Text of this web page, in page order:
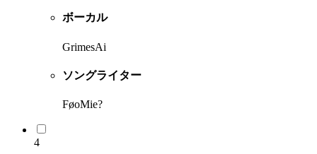
ボーカル
GrimesAi
ソングライター
FøoMie?
4